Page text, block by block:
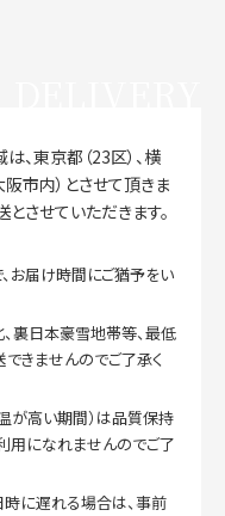
、東京都（23区）、横
阪市内）とさせて頂きま
させていただきます。
お届け時間にご猶予をい
裏日本豪雪地帯等、最低
きませんのでご了承く
が高い期間）は品質保持
用になれませんのでご了
に遅れる場合は、事前